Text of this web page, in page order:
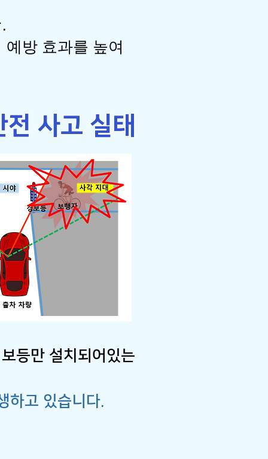
방 효과를 높여
사고 실태
등만 설치되어있는
하고 있습니다.